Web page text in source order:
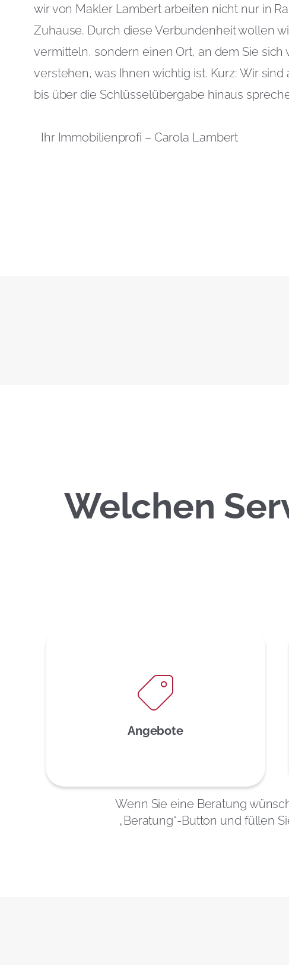
wir von Makler Lambert arbeiten nicht nur in
Zuhause. Durch diese Verbundenheit wollen
vermitteln, sondern einen Ort, an dem Sie
verstehen, was Ihnen wichtig ist. Kurz: Wir
bis über die Schlüsselübergabe hinaus
Ihr Immobilienprofi – Carola Lambert
Welchen
Angebote
Wenn Sie eine Beratung
„Beratung“-Button und füllen